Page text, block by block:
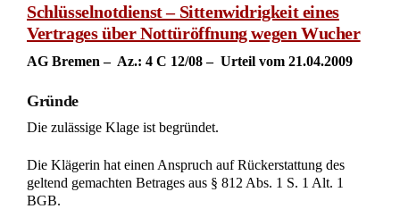
Schlüsselnotdienst – Sittenwidrigkeit eines
Vertrages über Nottüröffnung wegen Wucher
AG Bremen – Az.: 4 C 12/08 – Urteil vom 21.04.2009
Gründe
Die zulässige Klage ist begründet.
Die Klägerin hat einen Anspruch auf Rückerstattung des
geltend gemachten Betrages aus § 812 Abs. 1 S. 1 Alt. 1
BGB.